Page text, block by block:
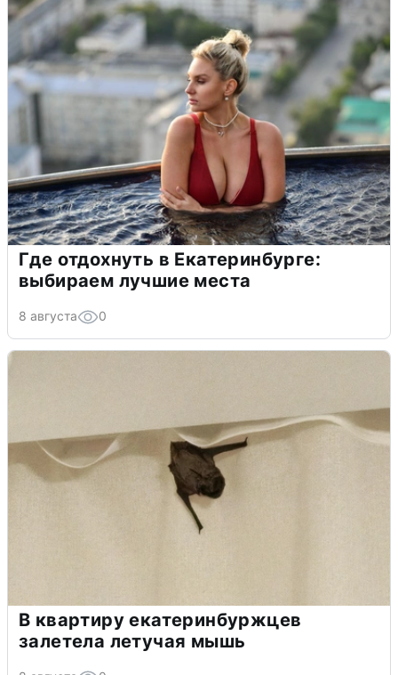
Где отдохнуть в Екатеринбурге:
выбираем лучшие места
8 августа 0
В квартиру екатеринбуржцев
залетела летучая мышь